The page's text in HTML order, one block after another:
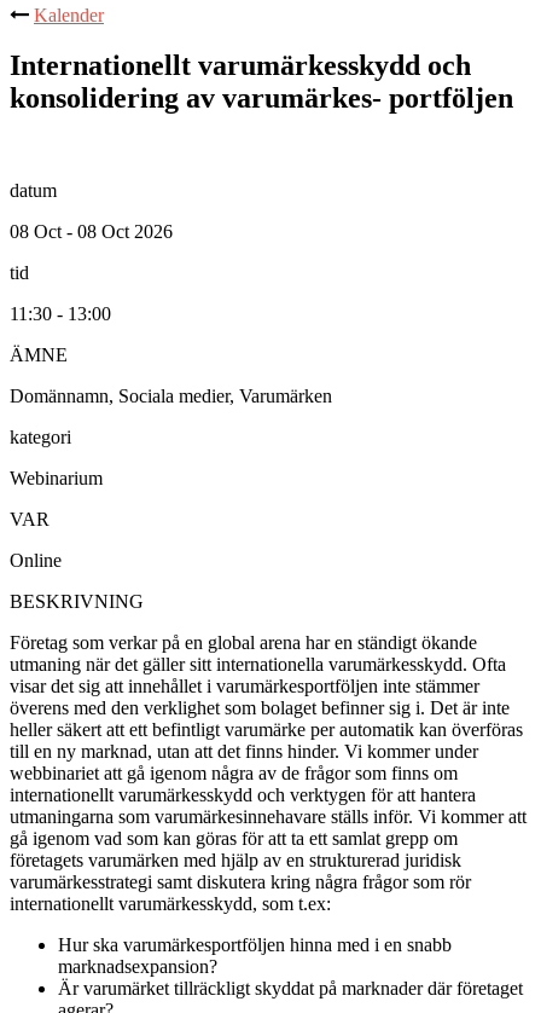
Kalender
Internationellt varumärkesskydd och
konsolidering av varumärkes- portföljen
datum
08 Oct - 08 Oct 2026
tid
11:30 - 13:00
ÄMNE
Domännamn, Sociala medier, Varumärken
kategori
Webinarium
VAR
Online
BESKRIVNING
Företag som verkar på en global arena har en ständigt ökande
utmaning när det gäller sitt internationella varumärkesskydd. Ofta
visar det sig att innehållet i varumärkesportföljen inte stämmer
överens med den verklighet som bolaget befinner sig i. Det är inte
heller säkert att ett befintligt varumärke per automatik kan överföras
till en ny marknad, utan att det finns hinder. Vi kommer under
webbinariet att gå igenom några av de frågor som finns om
internationellt varumärkesskydd och verktygen för att hantera
utmaningarna som varumärkesinnehavare ställs inför. Vi kommer att
gå igenom vad som kan göras för att ta ett samlat grepp om
företagets varumärken med hjälp av en strukturerad juridisk
varumärkesstrategi samt diskutera kring några frågor som rör
internationellt varumärkesskydd, som t.ex:
Hur ska varumärkesportföljen hinna med i en snabb
marknadsexpansion?
Är varumärket tillräckligt skyddat på marknader där företaget